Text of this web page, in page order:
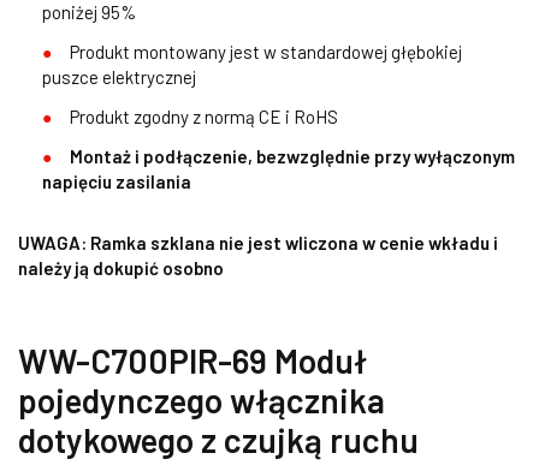
poniżej 95%
Produkt montowany jest w standardowej głębokiej
puszce elektrycznej
Produkt zgodny z normą CE i RoHS
Montaż i podłączenie, bezwzględnie przy wyłączonym
napięciu zasilania
UWAGA: Ramka szklana nie jest wliczona w cenie wkładu i
należy ją dokupić osobno
WW-C700PIR-69 Moduł
pojedynczego włącznika
dotykowego z czujką ruchu